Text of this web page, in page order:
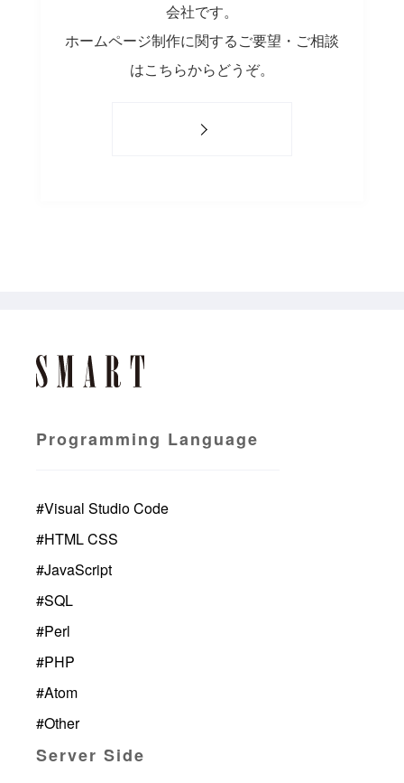
会社です。
ホームページ制作に関するご要望・ご相談
はこちらからどうぞ。
Programming Language
#Visual Studio Code
#HTML CSS
#JavaScript
#SQL
#Perl
#PHP
#Atom
#Other
Server Side